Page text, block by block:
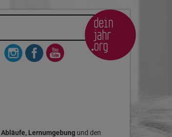
Abläufe, Lernumgebung und den